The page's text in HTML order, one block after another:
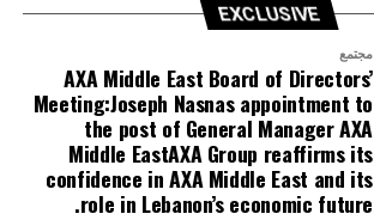
EXCLUSIVE
مجتمع
AXA Middle East Board of Directors’
Meeting:Joseph Nasnas appointment to
the post of General Manager AXA
Middle EastAXA Group reaffirms its
confidence in AXA Middle East and its
role in Lebanon’s economic future.